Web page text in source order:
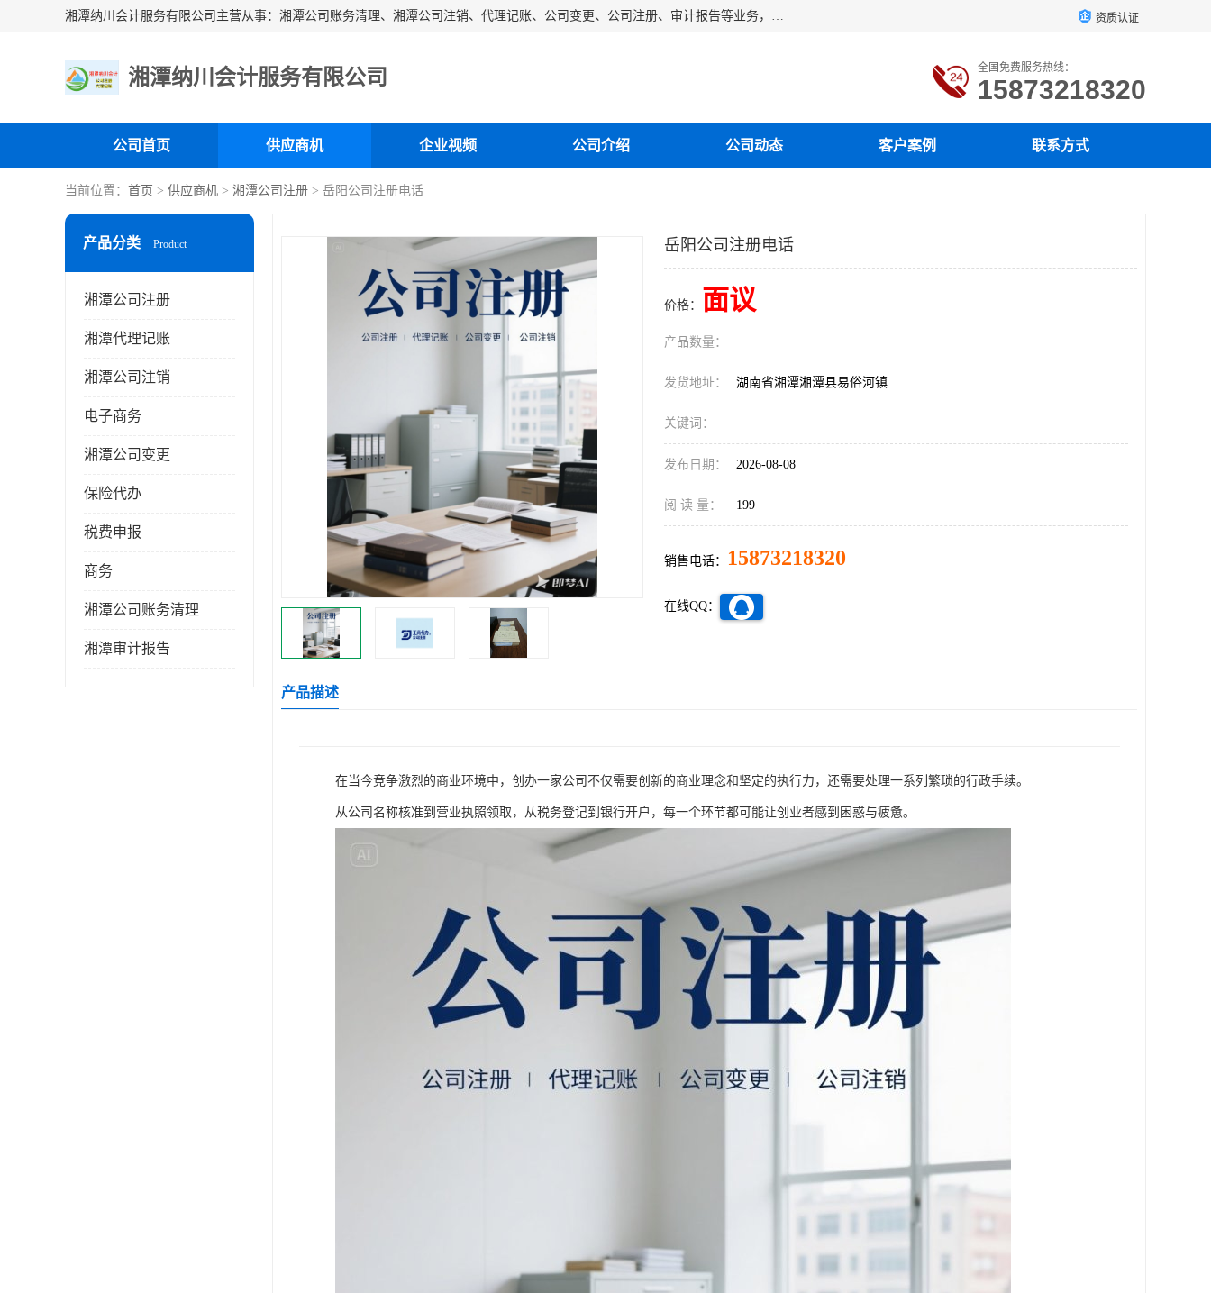
湘潭纳川会计服务有限公司主营从事：湘潭公司账务清理、湘潭公司注销、代理记账、公司变更、公司注册、审计报告等业务，公司设立有专门的代理注册部门，现有工商代办专员，部门经理从事工商代办多年，对各地区公司注册、公司变更、进出口业务等流程以及各行业公司注册、变更所需注意的细节都非常熟悉。 资质认证
湘潭纳川会计服务有限公司 全国免费服务热线：
15873218320
公司首页 供应商机 企业视频 公司介绍 公司动态 客户案例 联系方式
当前位置： 首页 > 供应商机 > 湘潭公司注册 > 岳阳公司注册电话
产品分类 Product
湘潭公司注册
湘潭代理记账
湘潭公司注销
电子商务
湘潭公司变更
保险代办
税费申报
商务
湘潭公司账务清理
湘潭审计报告
岳阳公司注册电话
价格： 面议
产品数量：
发货地址： 湖南省湘潭湘潭县易俗河镇
关键词：
发布日期： 2026-08-08
阅 读 量： 199
销售电话： 15873218320
在线QQ：
产品描述
在当今竞争激烈的商业环境中，创办一家公司不仅需要创新的商业理念和坚定的执行力，还需要处理一系列繁琐的行政手续。
从公司名称核准到营业执照领取，从税务登记到银行开户，每一个环节都可能让创业者感到困惑与疲惫。